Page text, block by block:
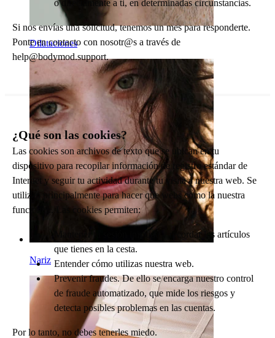
Dilataciones
Nariz
o directamente a ti, en determinadas circunstancias.
Si nos envías una solicitud, tenemos un mes para responderte.
Ponte en contacto con nosotr@s a través de
help@bodymod.support.
¿Qué son las cookies?
Las cookies son archivos de texto que se ubican en tu
dispositivo para recopilar información de registro estándar de
Internet y seguir tu actividad durante tu visita a nuestra web. Se
utilizan principalmente para hacer que webs como la nuestra
funcionen. Las cookies permiten:
Mantener tu sesión iniciada y recordar los artículos
que tienes en la cesta.
Entender cómo utilizas nuestra web.
Prevenir fraudes. De ello se encarga nuestro control
de fraude automatizado, que mide los riesgos y
detecta posibles problemas en las cuentas.
Por lo tanto, no debes tenerles miedo.